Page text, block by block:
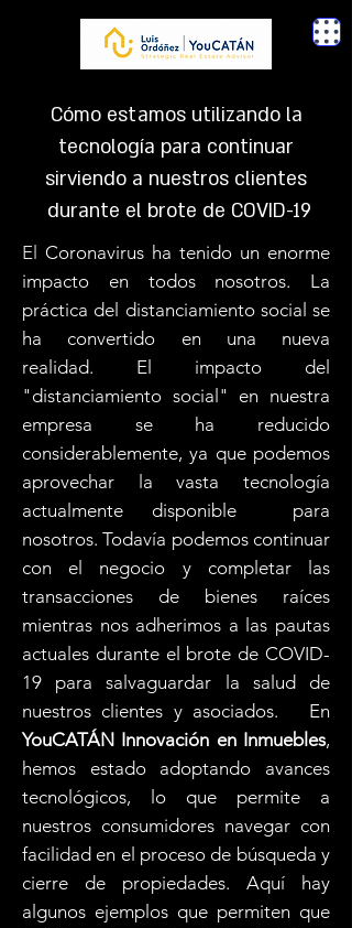
Cómo estamos utilizando la
tecnología para continuar
sirviendo a nuestros clientes
durante el brote de COVID-19
El Coronavirus ha tenido un enorme
impacto en todos nosotros. La
práctica del distanciamiento social se
ha convertido en una nueva
realidad. El impacto del
"distanciamiento social" en nuestra
empresa se ha reducido
considerablemente, ya que podemos
aprovechar la vasta tecnología
actualmente disponible para
nosotros. Todavía podemos continuar
con el negocio y completar las
transacciones de bienes raíces
mientras nos adherimos a las pautas
actuales durante el brote de COVID-
19 para salvaguardar la salud de
nuestros clientes y asociados. En
YouCATÁN Innovación en Inmuebles,
hemos estado adoptando avances
tecnológicos, lo que permite a
nuestros consumidores navegar con
facilidad en el proceso de búsqueda y
cierre de propiedades. Aquí hay
algunos ejemplos que permiten que